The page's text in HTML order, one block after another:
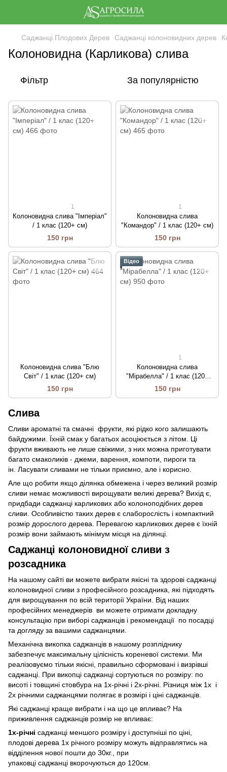
Саджанці Плодових Дерев Саджанці колоновидних дерев
Колоновидна (Карликова) слива
Фільтр За популярністю
1
Колоновидна cлива "Імперіал"
/ 1 клас (120+ см)
150 грн
1
Колоновидна слива
"Командор" / 1 клас (120+ см)
150 грн
Колоновидна cлива "Блю
Світ" / 1 клас (120+ см)
150 грн
Відео
1
Колоновидна слива
"Мірабелла" / 1 клас (120+
см)
150 грн
Слива
Сливи ароматні та смачні фрукти, які рідко кого залишають
байдужими. Їхній смак у багатьох асоціюється з літом. Ці
фрукти вживають не лише свіжими, з них можна приготувати
багато смаколиків - джеми, варення, компоти, пироги та
ін. Ласувати сливами не тільки приємно, але і корисно.
Але що робити якщо ділянка обмежена і через великий розмір
сливи немає можливості вирощувати великі дерева? Вихід є,
придбади саджанці карликових або колоноподібних дерев
сливи. Особливістю таких дерев є слаборослість і компактний
розмір дорослого дерева. Перевагою карликових дерев є їхній
розмір вони займають мінімум місця на ділянці.
Саджанці колоновидної сливи з
розсадника
На нашому сайті ви можете вибрати якісні та здорові саджанці
колоновидної сливи з професійного розсадника, які підходять
для вирощування по всій території України. Від наших
професійних менеджерів ви можете отримати докладну
консультацію при виборі саджанців і рекомендації по посадці
та догляду за вашими саджанцями.
Механічна викопка саджанців в нашому розпліднику
забезпечує максимальну цілісність кореневої системи. Ми
реалізовуємо тільки якісні, правильно сформовані і визрівші
саджанці. При викопці саджанці сортуються по розміру: по
висоті і товщині стовбура на 1х-річні і 2х-річні. Різниця між 1х і
2х річними саджанцями полягає в розмірі і ціні саджанців.
Які саджанці краще вибрати і на що це впливає? На
приживлення саджанців розмір не впливає:
1х-річні саджанці меншого розміру і доступніші по ціні,
плодові дерева 1х річного розміру можуть відправлятись на
відділення нової пошти до 30кг., при
упаковці саджанці вкорочуються до 120см.